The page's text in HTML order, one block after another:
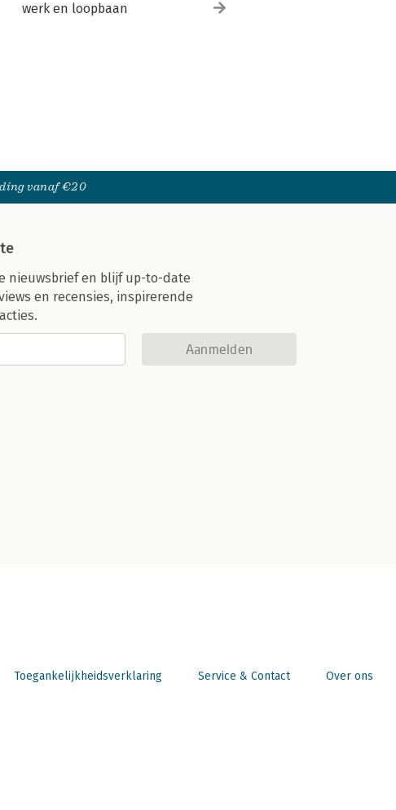
werk en loopbaan
vanaf €20
nieuwsbrief en blijf up-to-date
en recensies, inspirerende
Aanmelden
Toegankelijkheidsverklaring Service & Contact Over ons